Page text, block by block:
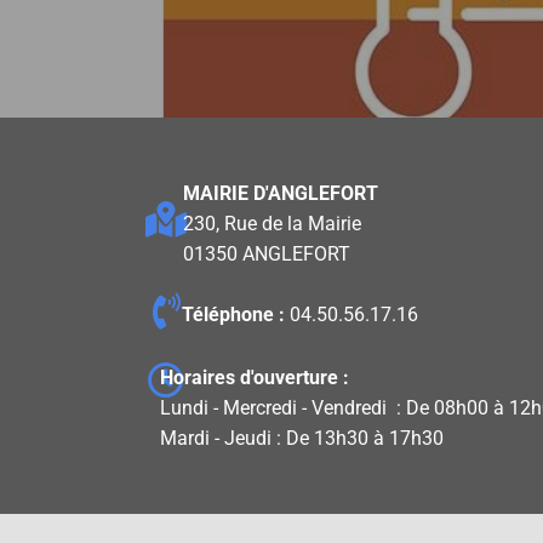
MAIRIE D'ANGLEFORT
230, Rue de la Mairie
01350 ANGLEFORT
Téléphone : 04.50.56.17.16
Horaires d'ouverture :
Lundi - Mercredi - Vendredi : De 08h00 à
Mardi - Jeudi : De 13h30 à 17h30